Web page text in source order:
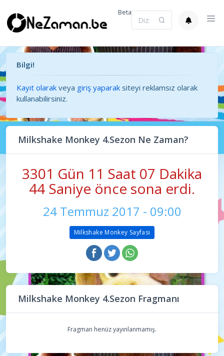
Beta
Bilgi!
Kayıt olarak veya giriş yaparak siteyi reklamsız olarak
kullanabilirsiniz.
Milkshake Monkey 4.Sezon Ne Zaman?
3301 Gün 11 Saat 07 Dakika
44 Saniye önce sona erdi.
24 Temmuz 2017 - 09:00
Milkshake Monkey Sayfası
Milkshake Monkey 4.Sezon Fragmanı
Fragman henüz yayınlanmamış.